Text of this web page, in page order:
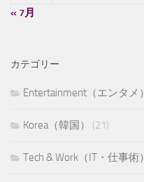
« 7月
カテゴリー
Entertainment（エンタメ）
Korea（韓国） (21)
Tech & Work（IT・仕事術）